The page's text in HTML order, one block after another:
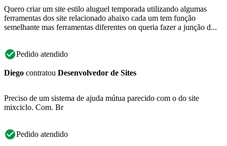
Quero criar um site estilo aluguel temporada utilizando algumas
ferramentas dos site relacionado abaixo cada um tem função
semelhante mas ferramentas diferentes on queria fazer a junção d...
Pedido atendido
Diego contratou Desenvolvedor de Sites
Preciso de um sistema de ajuda mútua parecido com o do site
mixciclo. Com. Br
Pedido atendido